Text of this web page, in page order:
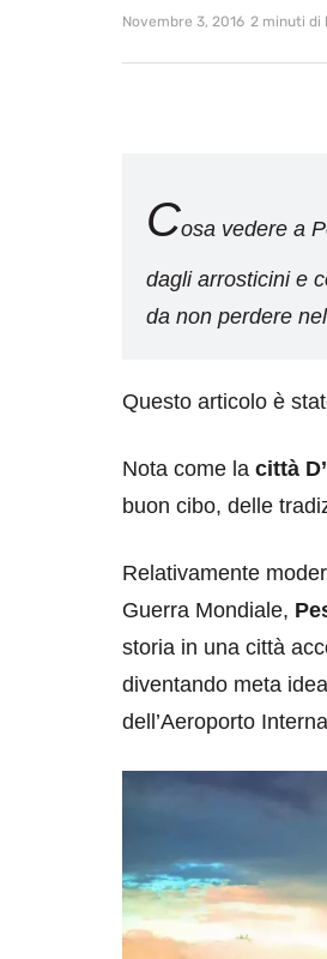
Novembre 3, 2016 2 minuti di
Cosa vedere a
dagli arrosticini e
da non perdere
Questo articolo è
Nota come la città
buon cibo, delle
Relativamente
Guerra Mondiale,
storia in una città
diventando meta
dell’Aeroporto